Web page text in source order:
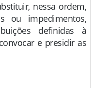
nessa ordem,
ou impedimentos,
definidas à
e presidir as